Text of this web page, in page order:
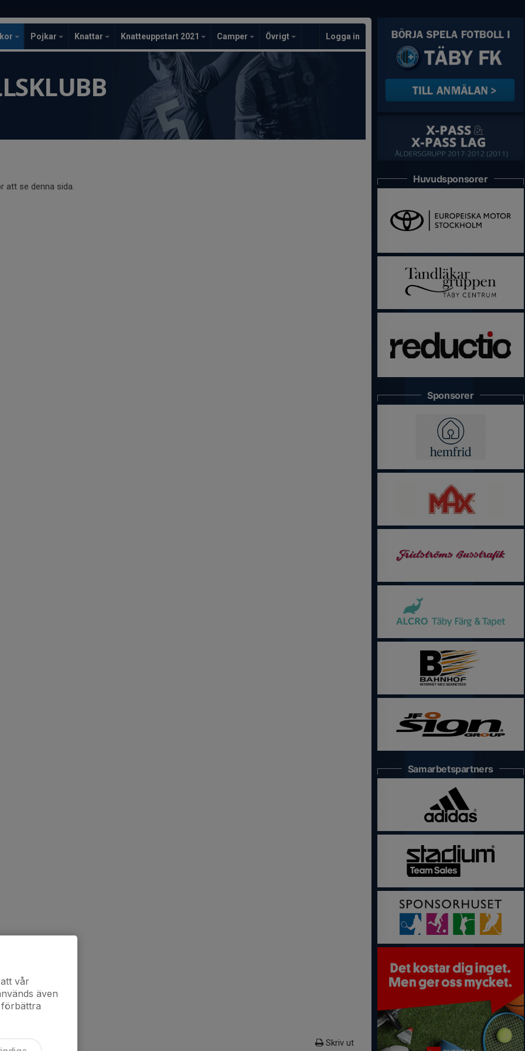
Pojkar Knattar Knatteuppstart 2021 Camper Övrigt Logga in
att se denna sida.
Skriv ut
Huvudsponsorer
Sponsorer
Samarbetspartners
vår
även